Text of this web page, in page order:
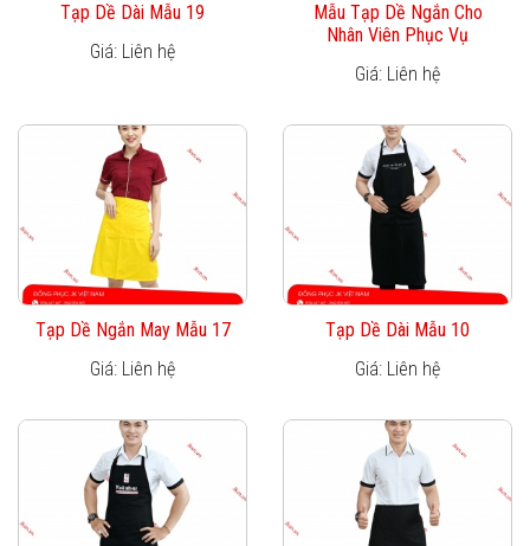
Tạp Dề Dài Mẫu 19
Giá: Liên hệ
Mẫu Tạp Dề Ngắn Cho
Nhân Viên Phục Vụ
Giá: Liên hệ
Tạp Dề Ngắn May Mẫu 17
Giá: Liên hệ
Tạp Dề Dài Mẫu 10
Giá: Liên hệ